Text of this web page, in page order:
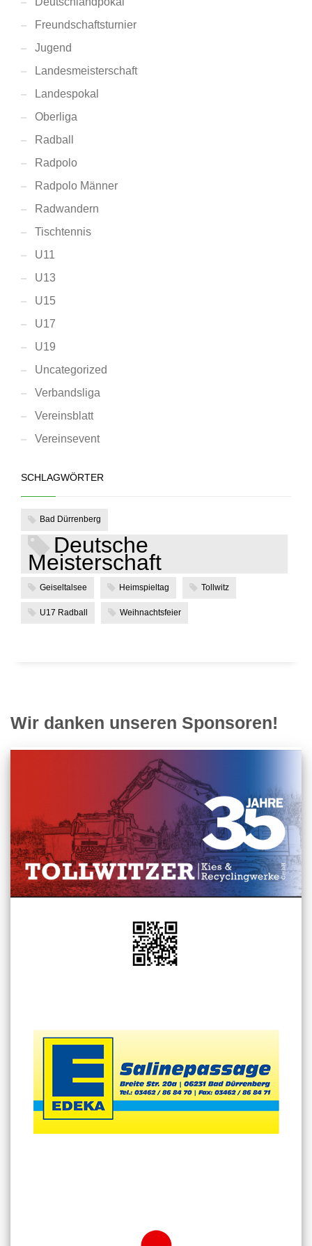
Freundschaftsturnier
Jugend
Landesmeisterschaft
Landespokal
Oberliga
Radball
Radpolo
Radpolo Männer
Radwandern
Tischtennis
U11
U13
U15
U17
U19
Uncategorized
Verbandsliga
Vereinsblatt
Vereinsevent
SCHLAGWÖRTER
Bad Dürrenberg
Deutsche
Meisterschaft
Geiseltalsee Heimspieltag Tollwitz
U17 Radball Weihnachtsfeier
Wir danken unseren Sponsoren!